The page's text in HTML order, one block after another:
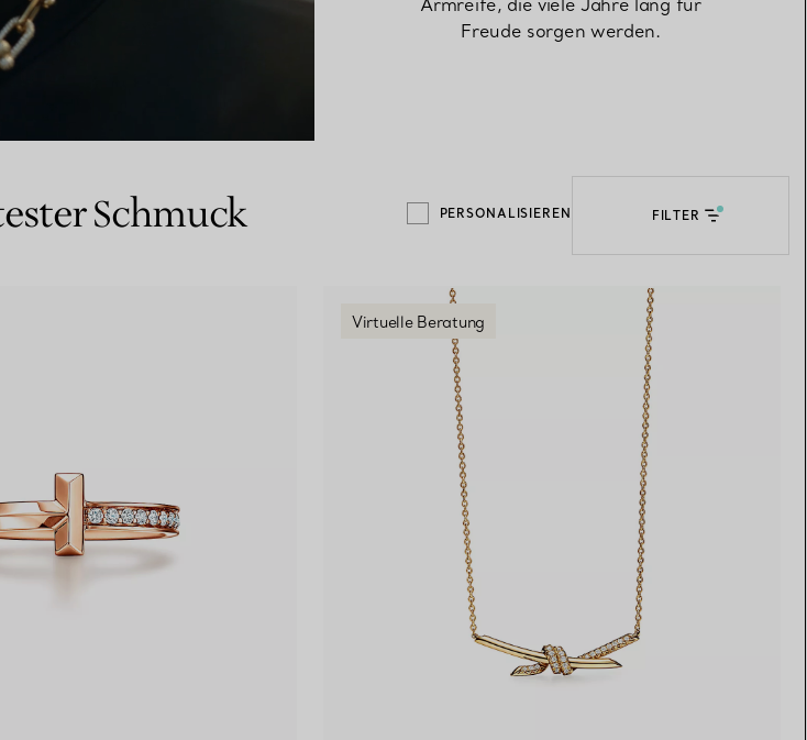
Armreife, die viele Jahre lang für
Freude sorgen werden.
Schmuck PERSONALISIEREN FILTER
Virtuelle Beratung